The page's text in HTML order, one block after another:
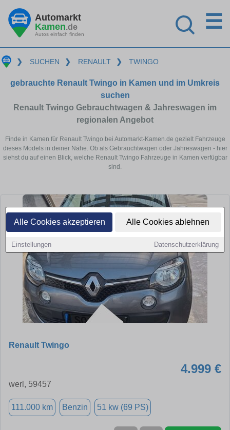
Alle Cookies akzeptieren Alle Cookies ablehnen
Einstellungen Datenschutzerklärung
Automarkt
Kamen.de
Autos einfach finden
☰
❯ SUCHEN ❯ RENAULT ❯ TWINGO
gebrauchte Renault Twingo in Kamen und im Umkreis
suchen
Renault Twingo Gebrauchtwagen & Jahreswagen im
regionalen Angebot
Finde in Kamen für Renault Twingo bei Automarkt-Kamen.de gezielt Fahrzeuge
dieses Models in deiner Nähe. Ob als Gebrauchtwagen oder Jahreswagen - hier
siehst du auf einen Blick, welche Renault Twingo Fahrzeuge in Kamen verfügbar
sind.
Renault Twingo
4.999 €
werl, 59457
111.000 km Benzin 51 kw (69 PS)